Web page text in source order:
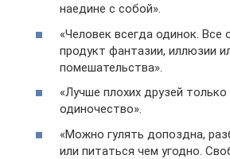
наедине с собой».
«Человек всегда одинок. Все
продукт фантазии, иллюзии
помешательства».
«Лучше плохих друзей
одиночество».
«Можно гулять допоздна,
или питаться чем угодно.